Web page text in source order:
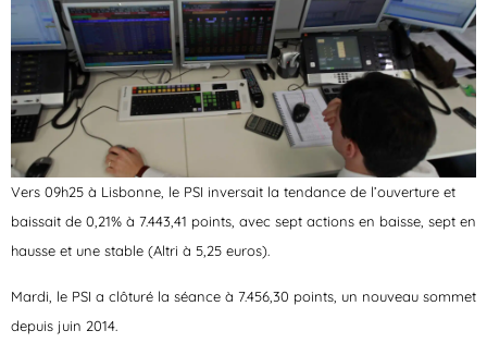
Vers 09h25 à Lisbonne, le PSI inversait la tendance de l’ouverture et
baissait de 0,21% à 7.443,41 points, avec sept actions en baisse, sept en
hausse et une stable (Altri à 5,25 euros).
Mardi, le PSI a clôturé la séance à 7.456,30 points, un nouveau sommet
depuis juin 2014.